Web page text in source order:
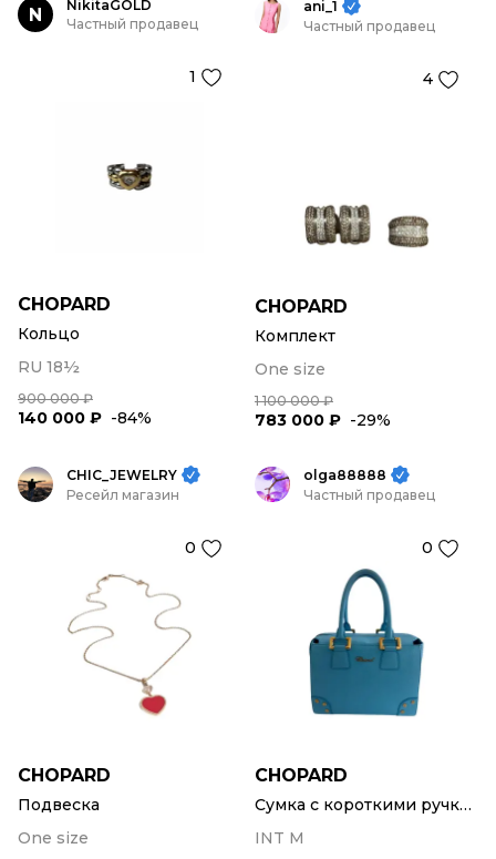
N
NikitaGOLD
Частный продавец
1
CHOPARD
Кольцо
RU 18½
900 000 ₽
140 000 ₽ -84%
ani_1
Частный продавец
4
CHOPARD
Комплект
One size
1 100 000 ₽
783 000 ₽ -29%
CHIC_JEWELRY
Ресейл магазин
0
CHOPARD
Подвеска
One size
olga88888
Частный продавец
0
CHOPARD
Сумка с короткими ручками
INT M